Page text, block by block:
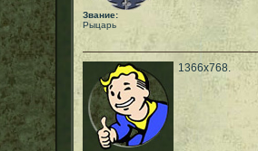
Звание:
Рыцарь
1366x768.